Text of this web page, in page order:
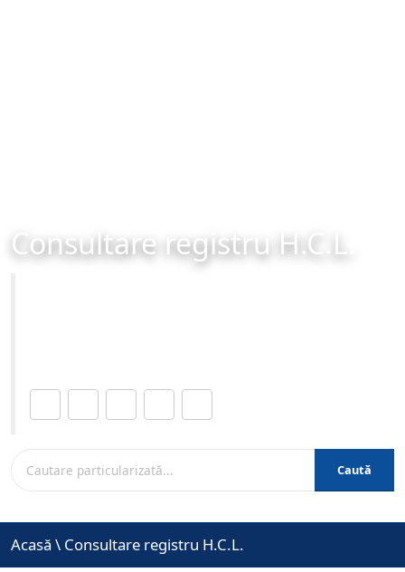
Consultare registru H.C.L.
Caută
Acasă \ Consultare registru H.C.L.